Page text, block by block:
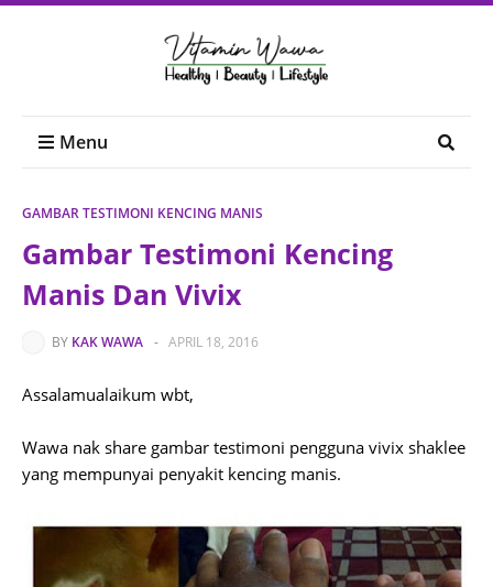
Menu
GAMBAR TESTIMONI KENCING MANIS
Gambar Testimoni Kencing
Manis Dan Vivix
BY KAK WAWA - APRIL 18, 2016
Assalamualaikum wbt,
Wawa nak share gambar testimoni pengguna vivix shaklee
yang mempunyai penyakit kencing manis.